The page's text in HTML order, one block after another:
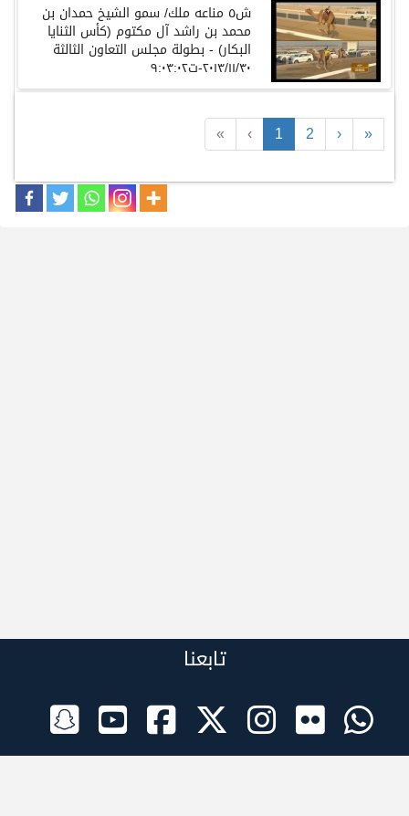
« ‹ 1 2 › »
ش٥ مناعه ملك/ سمو الشيخ حمدان بن
محمد بن راشد آل مكتوم (كأس الثنايا
البكار) - بطولة مجلس التعاون الثالثة
٢٠١٣/١١/٣٠-ت٩:٠٣:٠٢
تابعنا